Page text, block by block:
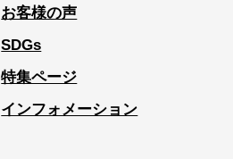
お客様の声
SDGs
特集ページ
インフォメーション